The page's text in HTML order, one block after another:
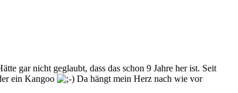
gar nicht geglaubt, dass das schon 9 Jahre her ist. Seit
ein Kangoo
Da hängt mein Herz nach wie vor